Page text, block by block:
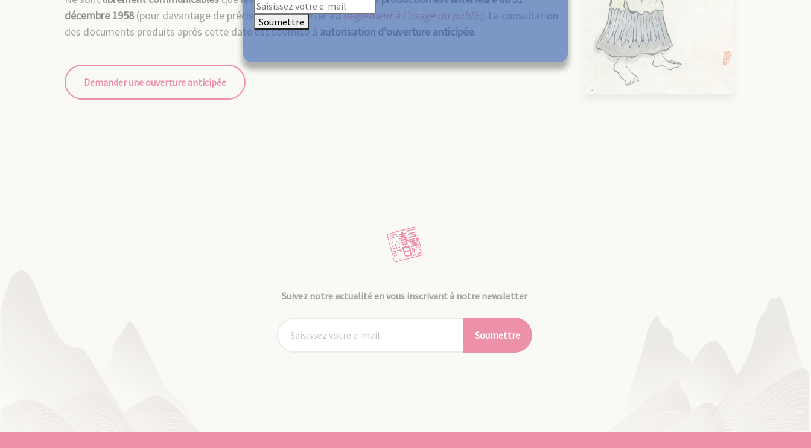
décembre 1958(pour davantage de précisions, se reporter auRèglement à l’usage du public). La consultation
des documents produits après cette date est soumise à autorisation d’ouverture anticipée.
Demander une ouverture anticipée
Suivez notre actualité en vous inscrivant à notre newsletter
Soumettre
Soumettre